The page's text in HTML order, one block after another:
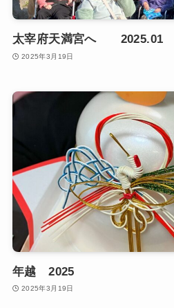
太宰府天満宮へ 2025.01
2025年3月19日
年越 2025
2025年3月19日